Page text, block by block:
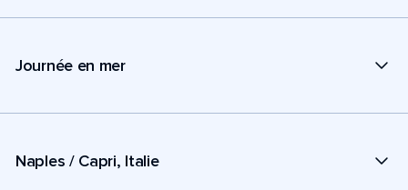
Journée en mer
Naples / Capri, Italie